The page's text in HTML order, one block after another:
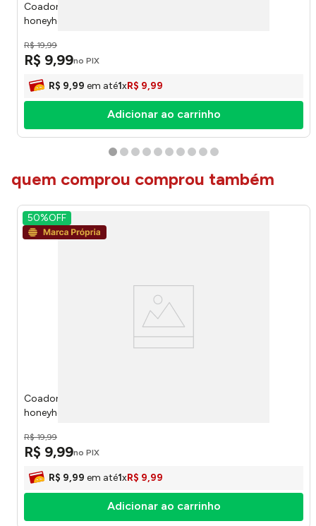
Coador de Gelo Black Aço Inox 20x9cm LM2068 -
honeyhome
R$ 19,99
R$ 9,99no PIX
R$ 9,99 em até1xR$ 9,99
Adicionar ao carrinho
quem comprou comprou também
50%OFF
Coador de Gelo Black Aço Inox 20x9cm LM2068 -
honeyhome
R$ 19,99
R$ 9,99no PIX
R$ 9,99 em até1xR$ 9,99
Adicionar ao carrinho